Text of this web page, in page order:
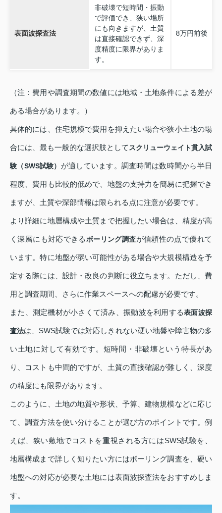
表面波探査法
非破壊で短時間・振動
で評価でき、狭い場所
にも向きますが、土質
は直接確認できず、深
度精度に限界がありま
す。
8万円前後
（注：費用や調査期間の数値には地域・土地条件による差が
ある場合があります。）
具体的には、住宅規模で費用を抑えたい場合や狭小土地の場
合には、最も一般的な選択肢として スクリューウェイト貫入試
験（SWS試験） が適しています。調査時間は数時間から半日
程度、費用も比較的低めで、地盤の支持力を簡易に把握でき
ますが、土質や深部情報は限られる点に注意が必要です。
より詳細に地層構成や土質まで把握したい場合は、精度が高
く深層にも対応できる ボーリング調査が信頼性の点で優れて
います。特に地盤が弱い可能性がある場合や大規模構造を予
定する際には、設計・改良の判断に役立ちます。ただし、費
用と調査期間、さらに作業スペースへの配慮が必要です。
また、測定機材が小さくて済み、振動波を利用する表面波探
査法は、SWS試験では対応しきれない硬い地盤や障害物の多
い土地に対して有効です。短時間・非破壊という特長があ
り、コストも中間的ですが、土質の直接確認が難しく、深度
の精度にも限界があります。
このように、土地の地質や形状、予算、建物規模などに応じ
て、調査方法を使い分けることが選び方のポイントです。例
えば、狭い敷地でコストを重視される方にはSWS試験を、
地層構成まで詳しく知りたい方にはボーリング調査を、硬い
地盤への対応が必要な土地には表面波探査法をおすすめしま
す。